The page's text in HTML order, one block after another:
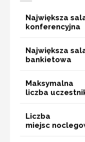
Największa
konferencyjna
Największa
bankietowa
Maksymalna
liczba
Liczba
miejsc